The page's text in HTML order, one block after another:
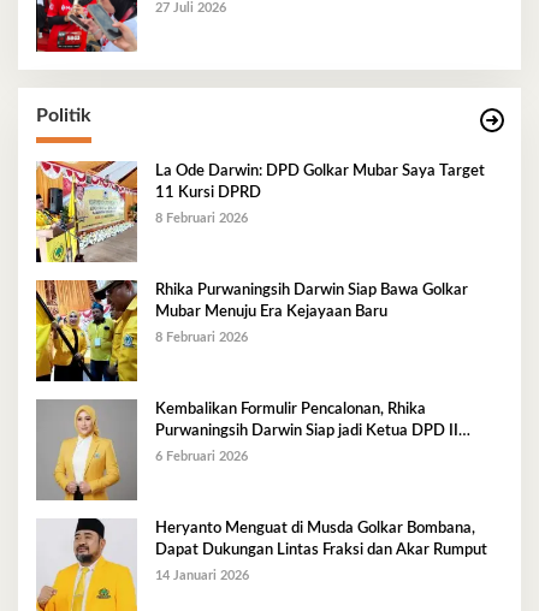
27 Juli 2026
Politik
La Ode Darwin: DPD Golkar Mubar Saya Target
11 Kursi DPRD
8 Februari 2026
Rhika Purwaningsih Darwin Siap Bawa Golkar
Mubar Menuju Era Kejayaan Baru
8 Februari 2026
Kembalikan Formulir Pencalonan, Rhika
Purwaningsih Darwin Siap jadi Ketua DPD II
Golkar Mubar
6 Februari 2026
Heryanto Menguat di Musda Golkar Bombana,
Dapat Dukungan Lintas Fraksi dan Akar Rumput
14 Januari 2026